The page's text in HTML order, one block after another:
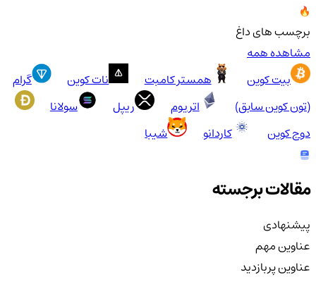
برچسب های داغ
مشاهده همه
بیت کوین
همستر کامبت نات کوین
گرام
(تون کوین سابق)
اتریوم ریپل
سولانا
دوج کوین
کاردانو شیبا
مقالات برجسته
پیشنهادی
عناوین مهم
عناوین پربازدید